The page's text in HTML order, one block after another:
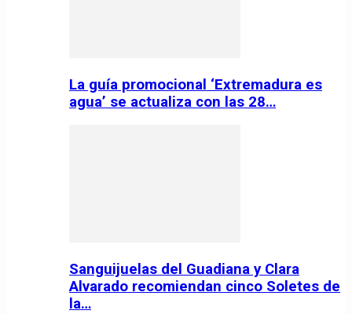
La guía promocional ‘Extremadura es
agua’ se actualiza con las 28…
Sanguijuelas del Guadiana y Clara
Alvarado recomiendan cinco Soletes de
la…